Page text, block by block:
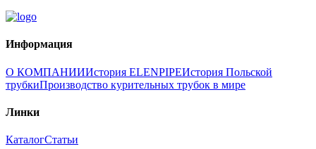
Информация
О КОМПАНИИИстория ELENPIPEИстория Польской
трубкиПроизводство курительных трубок в мире
Линки
КаталогСтатьи